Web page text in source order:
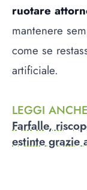
ruotare
mantenere
come se
artificiale.
LEGGI ANCHE
Farfalle,
estinte grazie